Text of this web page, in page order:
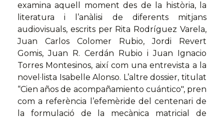
examina aquell moment des de la història, la
literatura i l’anàlisi de diferents mitjans
audiovisuals, escrits per Rita Rodríguez Varela,
Juan Carlos Colomer Rubio, Jordi Revert
Gomis, Juan R. Cerdán Rubio i Juan Ignacio
Torres Montesinos, així com una entrevista a la
novel·lista Isabelle Alonso. L’altre dossier, titulat
“Cien años de acompañamiento cuántico", pren
com a referència l’efemèride del centenari de
la formulació de la mecànica matricial de